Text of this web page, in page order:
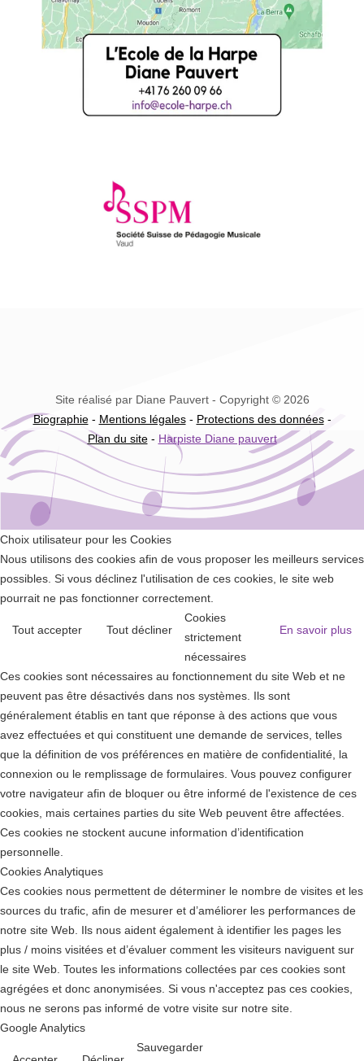
Site réalisé par Diane Pauvert - Copyright © 2026
Biographie- Mentions légales- Protections des données-
Plan du site- Harpiste Diane pauvert
Choix utilisateur pour les Cookies
Nous utilisons des cookies afin de vous proposer les meilleurs services
possibles. Si vous déclinez l'utilisation de ces cookies, le site web
pourrait ne pas fonctionner correctement.
Tout accepter Tout décliner En savoir plus
Cookies
strictement
nécessaires
Ces cookies sont nécessaires au fonctionnement du site Web et ne
peuvent pas être désactivés dans nos systèmes. Ils sont
généralement établis en tant que réponse à des actions que vous
avez effectuées et qui constituent une demande de services, telles
que la définition de vos préférences en matière de confidentialité, la
connexion ou le remplissage de formulaires. Vous pouvez configurer
votre navigateur afin de bloquer ou être informé de l'existence de ces
cookies, mais certaines parties du site Web peuvent être affectées.
Ces cookies ne stockent aucune information d’identification
personnelle.
Cookies Analytiques
Ces cookies nous permettent de déterminer le nombre de visites et les
sources du trafic, afin de mesurer et d’améliorer les performances de
notre site Web. Ils nous aident également à identifier les pages les
plus / moins visitées et d’évaluer comment les visiteurs naviguent sur
le site Web. Toutes les informations collectées par ces cookies sont
agrégées et donc anonymisées. Si vous n'acceptez pas ces cookies,
nous ne serons pas informé de votre visite sur notre site.
Google Analytics
Sauvegarder